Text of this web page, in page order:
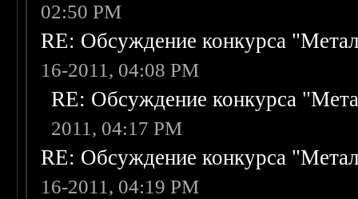
02:50 PM
RE: Обсуждение конкурса
16-2011, 04:08 PM
RE: Обсуждение конкурса
2011, 04:17 PM
RE: Обсуждение конкурса
16-2011, 04:19 PM